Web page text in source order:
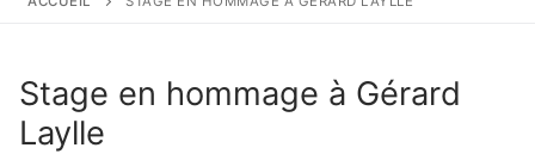
Stage en hommage à Gérard
Laylle